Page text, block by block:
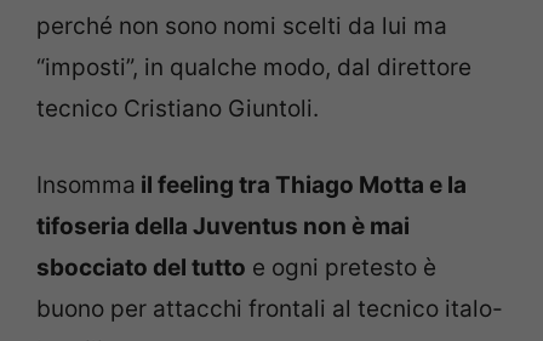
perché non sono nomi scelti da lui ma
“imposti”, in qualche modo, dal direttore
tecnico Cristiano Giuntoli.
Insomma il feeling tra Thiago Motta e la
tifoseria della Juventus non è mai
sbocciato del tutto e ogni pretesto è
buono per attacchi frontali al tecnico italo-